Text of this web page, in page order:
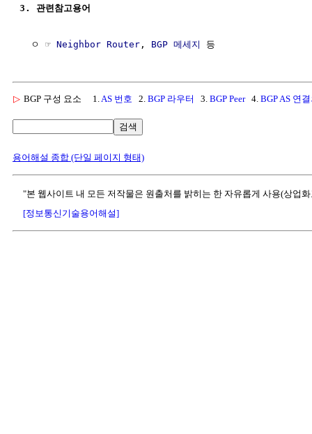
3. 관련참고용어
  ㅇ ☞
Neighbor Router , BGP 메세지
▷ BGP 구성 요소 1. AS 번호 2. BGP 라우터 3. BGP Peer4. BGP AS 연
검색
용어해설 종합 (단일 페이지 형태)
"본 웹사이트 내 모든 저작물은 원출처를 밝히는 한 자유롭게 사용(상업
[정보통신기술용어해설]